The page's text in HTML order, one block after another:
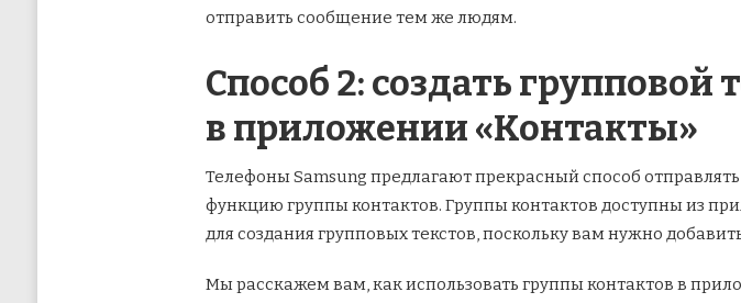
отправить сообщение тем же людям.
Способ 2: создать
в приложении «Контакты»
Телефоны Samsung предлагают прекрасный способ
функцию группы контактов. Группы контактов доступны из
для создания групповых текстов, поскольку вам нужно
Мы расскажем вам, как использовать группы контактов в